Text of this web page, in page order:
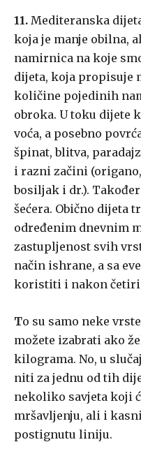
11. Mediteranska
koja je manje obilna,
namirnica na koje
dijeta, koja propisuje
količine pojedinih
obroka. U toku dijete
voća, a posebno
špinat, blitva,
i razni začini
bosiljak i dr.).
šećera. Obično dijeta
određenim dnevnim
zastupljenost svih
način ishrane, a sa
koristiti i nakon četiri
To su samo neke
možete izabrati ako
kilograma. No, u
niti za jednu od tih
nekoliko savjeta koji
mršavljenju, ali i
postignutu liniju.